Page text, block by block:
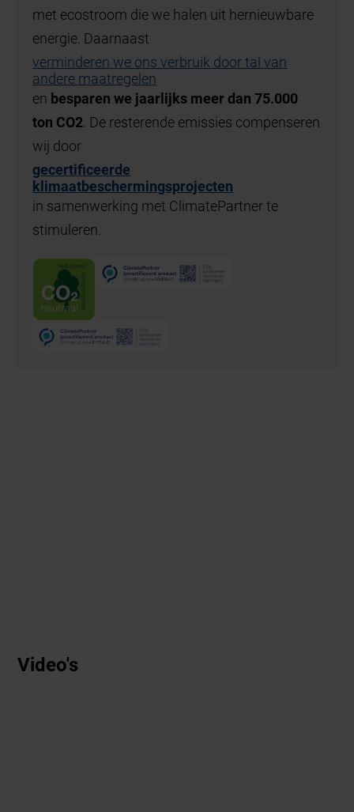
met ecostroom die we halen uit hernieuwbare
energie. Daarnaast
verminderen we ons verbruik door tal van
andere maatregelen
en besparen we jaarlijks meer dan 75.000
ton CO2 . De resterende emissies compenseren
wij door
gecertificeerde
klimaatbeschermingsprojecten
in samenwerking met ClimatePartner te
stimuleren.
Video's